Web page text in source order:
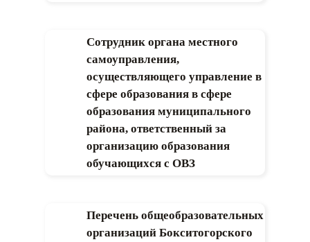
Сотрудник органа местного
самоуправления,
осуществляющего управление в
сфере образования в сфере
образования муниципального
района, ответственный за
организацию образования
обучающихся с ОВЗ
Перечень общеобразовательных
организаций Бокситогорского